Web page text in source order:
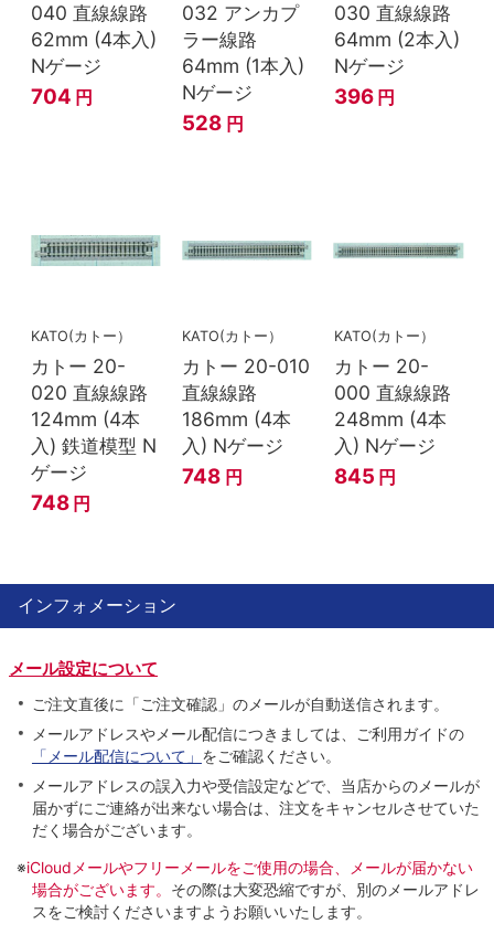
040 直線線路
62mm (4本入)
Nゲージ
704 円
032 アンカプ
ラー線路
64mm (1本入)
Nゲージ
528 円
030 直線線路
64mm (2本入)
Nゲージ
396 円
KATO(カトー）
カトー 20-
020 直線線路
124mm (4本
入) 鉄道模型 N
ゲージ
748 円
KATO(カトー）
カトー 20-010
直線線路
186mm (4本
入) Nゲージ
748 円
KATO(カトー）
カトー 20-
000 直線線路
248mm (4本
入) Nゲージ
845 円
インフォメーション
メール設定について
ご注文直後に「ご注文確認」のメールが自動送信されます。
メールアドレスやメール配信につきましては、ご利用ガイドの
「メール配信について」 をご確認ください。
メールアドレスの誤入力や受信設定などで、当店からのメールが
届かずにご連絡が出来ない場合は、注文をキャンセルさせていた
だく場合がございます。
※iCloudメールやフリーメールをご使用の場合、メールが届かない
場合がございます。 その際は大変恐縮ですが、別のメールアドレ
スをご検討くださいますようお願いいたします。